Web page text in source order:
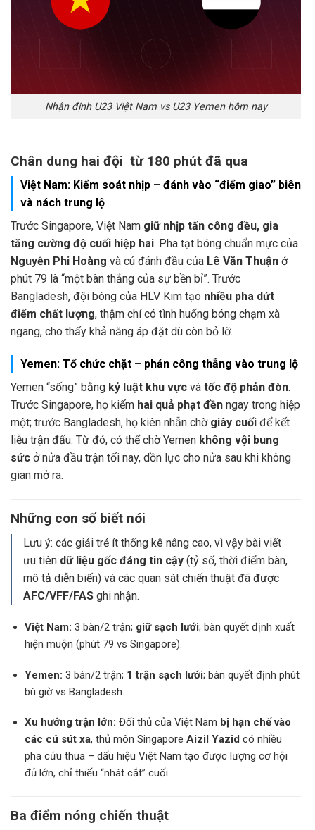
Nhận định U23 Việt Nam vs U23 Yemen hôm nay
Chân dung hai đội từ 180 phút đã qua
Việt Nam: Kiểm soát nhịp – đánh vào “điểm giao” biên
và nách trung lộ
Trước Singapore, Việt Nam giữ nhịp tấn công đều, gia
tăng cường độ cuối hiệp hai. Pha tạt bóng chuẩn mực của
Nguyễn Phi Hoàng và cú đánh đầu của Lê Văn Thuận ở
phút 79 là “một bàn thắng của sự bền bỉ”. Trước
Bangladesh, đội bóng của HLV Kim tạo nhiều pha dứt
điểm chất lượng, thậm chí có tình huống bóng chạm xà
ngang, cho thấy khả năng áp đặt dù còn bỏ lỡ.
Yemen: Tổ chức chặt – phản công thẳng vào trung lộ
Yemen “sống” bằng kỷ luật khu vực và tốc độ phản đòn.
Trước Singapore, họ kiếm hai quả phạt đền ngay trong hiệp
một; trước Bangladesh, họ kiên nhẫn chờ giây cuối để kết
liễu trận đấu. Từ đó, có thể chờ Yemen không vội bung
sức ở nửa đầu trận tối nay, dồn lực cho nửa sau khi không
gian mở ra.
Những con số biết nói
Lưu ý: các giải trẻ ít thống kê nâng cao, vì vậy bài viết
ưu tiên dữ liệu gốc đáng tin cậy (tỷ số, thời điểm bàn,
mô tả diễn biến) và các quan sát chiến thuật đã được
AFC/VFF/FAS ghi nhận.
Việt Nam: 3 bàn/2 trận; giữ sạch lưới; bàn quyết định xuất
hiện muộn (phút 79 vs Singapore).
Yemen: 3 bàn/2 trận; 1 trận sạch lưới; bàn quyết định phút
bù giờ vs Bangladesh.
Xu hướng trận lớn: Đối thủ của Việt Nam bị hạn chế vào
các cú sút xa, thủ môn Singapore Aizil Yazid có nhiều
pha cứu thua – dấu hiệu Việt Nam tạo được lượng cơ hội
đủ lớn, chỉ thiếu “nhát cắt” cuối.
Ba điểm nóng chiến thuật